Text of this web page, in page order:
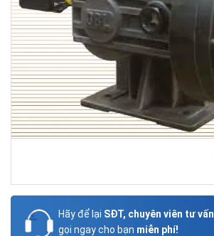
Hãy để lại SĐT, chuyên viên tư vấn
gọi ngay cho bạn miễn phí!